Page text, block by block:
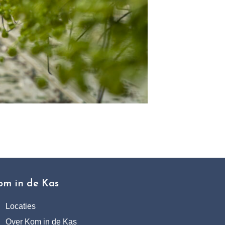
in de Kas
Locaties
Over Kom in de Kas